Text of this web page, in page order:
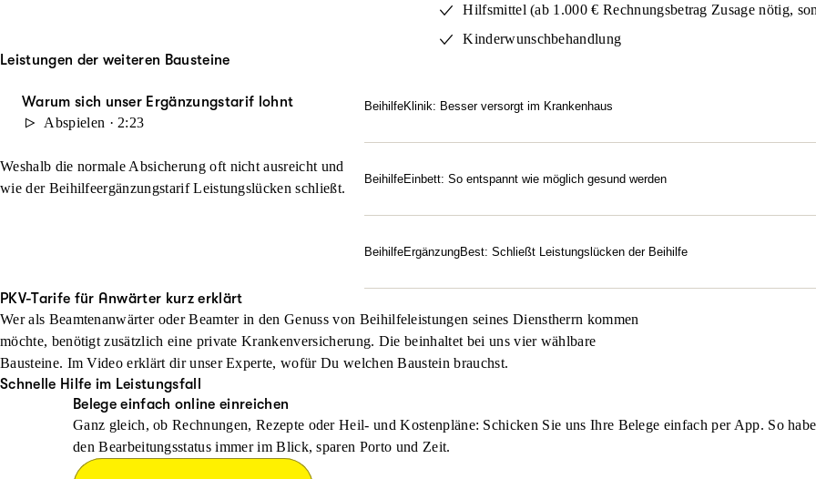
Hilfsmittel (ab 1.000 € Rechnungsbetrag Zusage nötig,
Kinderwunschbehandlung
Leistungen der weiteren Bausteine
Warum sich unser Ergänzungstarif lohnt
Abspielen · 2:23
Weshalb die normale Absicherung oft nicht ausreicht und
wie der Beihilfeergänzungstarif Leistungslücken schließt.
BeihilfeKlinik: Besser versorgt im Krankenhaus
2-Bettzimmer im Krankenhaus
BeihilfeEinbett: So entspannt wie möglich gesund werden
BeihilfeErgänzungBest: Schließt Leistungslücken der Beihilfe
Zahnersatz (inkl. Implantate)
Brillen & Kontaktlinsen, Laser-OP Auge
PKV-Tarife für Anwärter kurz erklärt
Wer als Beamtenanwärter oder Beamter in den Genuss von Beihilfeleistungen seines Dienstherrn kommen
möchte, benötigt zusätzlich eine private Krankenversicherung. Die beinhaltet bei uns vier wählbare
Bausteine. Im Video erklärt dir unser Experte, wofür Du welchen Baustein brauchst.
Schnelle Hilfe im Leistungsfall
Belege einfach online einreichen
Ganz gleich, ob Rechnungen, Rezepte oder Heil- und Kostenpläne: Schicken Sie uns Ihre Belege einfach per App. So
den Bearbeitungsstatus immer im Blick, sparen Porto und Zeit.